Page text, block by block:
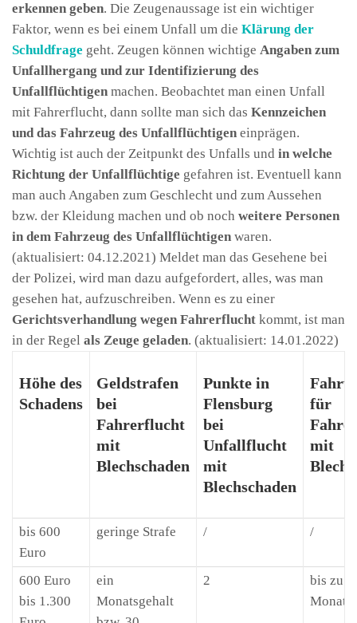
erkennen geben. Die Zeugenaussage ist ein wichtiger
Faktor, wenn es bei einem Unfall um die Klärung der
Schuldfrage geht. Zeugen können wichtige Angaben zum
Unfallhergang und zur Identifizierung des
Unfallflüchtigen machen. Beobachtet man einen Unfall
mit Fahrerflucht, dann sollte man sich das Kennzeichen
und das Fahrzeug des Unfallflüchtigen einprägen.
Wichtig ist auch der Zeitpunkt des Unfalls und in welche
Richtung der Unfallflüchtige gefahren ist. Eventuell kann
man auch Angaben zum Geschlecht und zum Aussehen
bzw. der Kleidung machen und ob noch weitere Personen
in dem Fahrzeug des Unfallflüchtigen waren.
(aktualisiert: 04.12.2021) Meldet man das Gesehene bei
der Polizei, wird man dazu aufgefordert, alles, was man
gesehen hat, aufzuschreiben. Wenn es zu einer
Gerichtsverhandlung wegen Fahrerflucht kommt, ist man
in der Regel als Zeuge geladen. (aktualisiert: 14.01.2022)
Höhe des
Schadens
Geldstrafen
bei
Fahrerflucht
mit
Blechschaden
Punkte in
Flensburg
bei
Unfallflucht
mit
Blechschaden
für
mit
bis 600
Euro
geringe Strafe / /
600 Euro
bis 1.300
ein
Monatsgehalt
2
bis zu
Monate